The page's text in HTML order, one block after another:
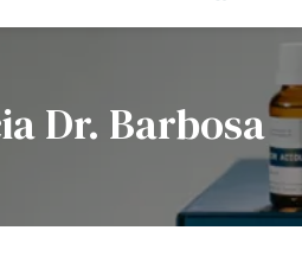
Dr. Barbosa